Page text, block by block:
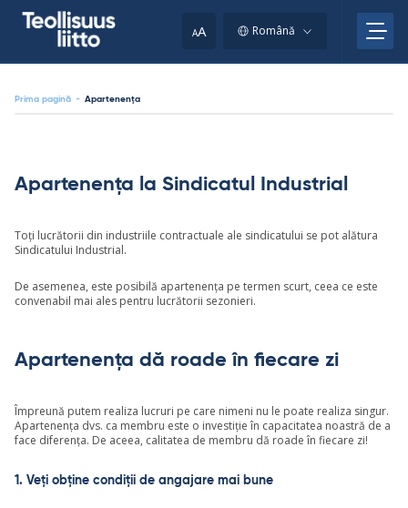
AA Română
Prima pagină - Apartenența
Apartenența la Sindicatul Industrial
Toți lucrătorii din industriile contractuale ale sindicatului se pot alătura
Sindicatului Industrial.
De asemenea, este posibilă apartenența pe termen scurt, ceea ce este
convenabil mai ales pentru lucrătorii sezonieri.
Apartenența dă roade în fiecare zi
Împreună putem realiza lucruri pe care nimeni nu le poate realiza singur.
Apartenența dvs. ca membru este o investiție în capacitatea noastră de a
face diferența. De aceea, calitatea de membru dă roade în fiecare zi!
1. Veți obține condiții de angajare mai bune